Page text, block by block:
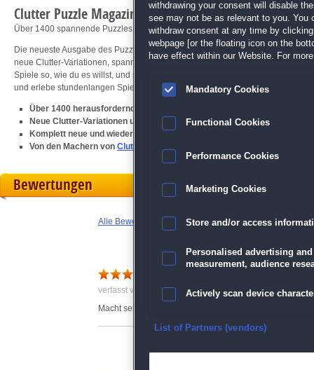
Clutter Puzzle Magazine Vol. 15 No. 1
Über 1400 spannende Puzzles in der neuesten Magazin-Ausgabe!
Die neueste Ausgabe des Puzzle-Magazins bietet über 1400
neue Clutter-Variationen, spannende "Finde die Unterschiede"-Puzzles,
Spiele so, wie du es willst, und sammle deine Lieblingspuzzles für endlosen
und erlebe stundenlangen Spielspaß mit der neuesten Ausgabe des Puzzle-
Über 1400 herausfordernde Puzzles
Neue Clutter-Variationen und alte Favoriten
Komplett neue und wiederholbare "Finde die Unterschiede"-Puzzles
Von den Machern von Clutter RefleXIVe: The Diceman Cometh
Bewertungen
Alle Bewertungen anzeigen
verfasst von Anonym am 14.08.2024 um 14:27
Macht sehr viel Spaß und ist interessant zu spielen
withdrawing your consent will disable
see may not be as relevant to you. You
withdraw consent at any time by
webpage [or the floating icon on the
have effect within our Website. For
Mandatory Cookies
Functional Cookies
Performance Cookies
Marketing Cookies
Store and/or access
Personalised advertising
measurement, audience
Actively scan device
Ensure security, prevent
List of Partners (vendors)